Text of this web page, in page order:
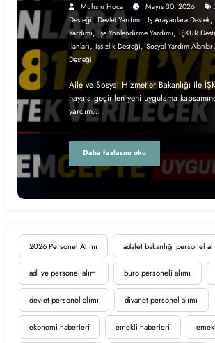
2026 Personel Alımı adalet bakanlığı personel
adliye personel alımı büro personeli alımı
devlet personel alımı diyanet personel alımı
ekonomi haberleri emekli haberleri
Muhsin Hoca Mayıs 30, 2026
Desteği,Devlet Yardımı, Iş Arayanlara Destek,
Yardımı, Işe Yönlendirme Yardımı, İŞKUR
Ilanları, Işsizlik Desteği, Sosyal Yardım Alanlar,
Desteği
Aile ve Sosyal Hizmetler Bakanlığı ile
hayata geçirilen yeni uygulama
yardım…
Daha fazlasını oku